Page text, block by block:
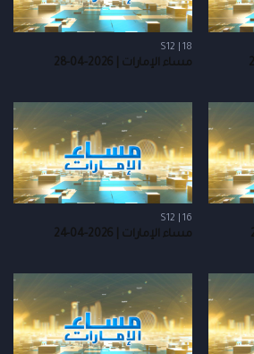
S12 | 18
مساء الإمارات | 2026-04-28
S12 | 16
مساء الإمارات | 2026-04-24